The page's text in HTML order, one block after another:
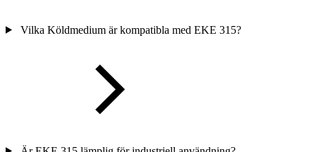
Vilka Köldmedium är kompatibla med EKE 315?